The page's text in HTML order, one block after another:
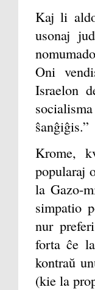
Kaj li
usonaj
Oni
Israelon
ŝanĝiĝis.”
Krome,
popularaj
la Gazo-
simpatio
nur
forta ĉe
kontraŭ
(kie la